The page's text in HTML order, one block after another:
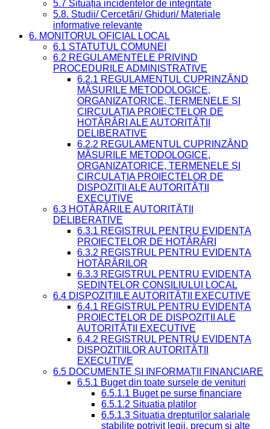
5.7 Situația incidentelor de integritate
5.8. Studii/ Cercetări/ Ghiduri/ Materiale
informative relevante
6. MONITORUL OFICIAL LOCAL
6.1 STATUTUL COMUNEI
6.2 REGULAMENTELE PRIVIND
PROCEDURILE ADMINISTRATIVE
6.2.1 REGULAMENTUL CUPRINZÂND
MĂSURILE METODOLOGICE,
ORGANIZATORICE, TERMENELE ȘI
CIRCULAȚIA PROIECTELOR DE
HOTĂRÂRI ALE AUTORITĂȚII
DELIBERATIVE
6.2.2 REGULAMENTUL CUPRINZÂND
MĂSURILE METODOLOGICE,
ORGANIZATORICE, TERMENELE ȘI
CIRCULAȚIA PROIECTELOR DE
DISPOZIȚII ALE AUTORITĂȚII
EXECUTIVE
6.3 HOTĂRÂRILE AUTORITĂȚII
DELIBERATIVE
6.3.1 REGISTRUL PENTRU EVIDENȚA
PROIECTELOR DE HOTĂRÂRI
6.3.2 REGISTRUL PENTRU EVIDENȚA
HOTĂRÂRILOR
6.3.3 REGISTRUL PENTRU EVIDENȚA
ȘEDINȚELOR CONSILIULUI LOCAL
6.4 DISPOZIȚIILE AUTORITĂȚII EXECUTIVE
6.4.1 REGISTRUL PENTRU EVIDENȚA
PROIECTELOR DE DISPOZIȚII ALE
AUTORITĂȚII EXECUTIVE
6.4.2 REGISTRUL PENTRU EVIDENȚA
DISPOZIȚIILOR AUTORITĂȚII
EXECUTIVE
6.5 DOCUMENTE ȘI INFORMAȚII FINANCIARE
6.5.1 Buget din toate sursele de venituri
6.5.1.1 Buget pe surse financiare
6.5.1.2 Situatia platilor
6.5.1.3 Situatia drepturilor salariale
stabilite potrivit legii, precum si alte